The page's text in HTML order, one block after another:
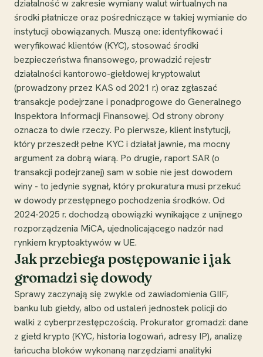
działalność w zakresie wymiany walut wirtualnych na
środki płatnicze oraz pośredniczące w takiej wymianie do
instytucji obowiązanych. Muszą one: identyfikować i
weryfikować klientów (KYC), stosować środki
bezpieczeństwa finansowego, prowadzić rejestr
działalności kantorowo-giełdowej kryptowalut
(prowadzony przez KAS od 2021 r.) oraz zgłaszać
transakcje podejrzane i ponadprogowe do Generalnego
Inspektora Informacji Finansowej. Od strony obrony
oznacza to dwie rzeczy. Po pierwsze, klient instytucji,
który przeszedł pełne KYC i działał jawnie, ma mocny
argument za dobrą wiarą. Po drugie, raport SAR (o
transakcji podejrzanej) sam w sobie nie jest dowodem
winy - to jedynie sygnał, który prokuratura musi przekuć
w dowody przestępnego pochodzenia środków. Od
2024-2025 r. dochodzą obowiązki wynikające z unijnego
rozporządzenia MiCA, ujednolicającego nadzór nad
rynkiem kryptoaktywów w UE.
Jak przebiega postępowanie i jak
gromadzi się dowody
Sprawy zaczynają się zwykle od zawiadomienia GIIF,
banku lub giełdy, albo od ustaleń jednostek policji do
walki z cyberprzestępczością. Prokurator gromadzi: dane
z giełd krypto (KYC, historia logowań, adresy IP), analizę
łańcucha bloków wykonaną narzędziami analityki